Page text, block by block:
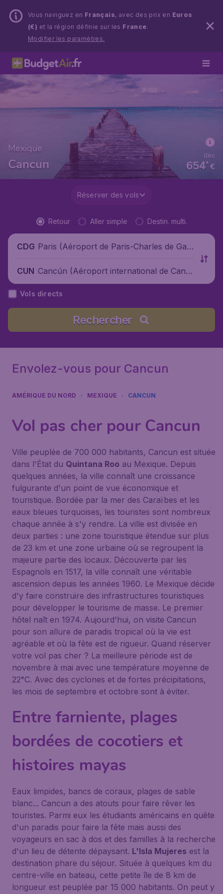
Vous naviguez en Français, avec des prix en Euros
(€) et la région définie sur les France.
Modifier les paramètres.
Mexique
Cancun €
654*
dès
Réserver des vols
Retour Aller simple Destin. multi.
CDG Paris (Aéroport de Paris-Charles de Gaul
CUN Cancún (Aéroport international de Canc
ún), Mexique
Vols directs
Rechercher
Envolez-vous pour Cancun
AMÉRIQUE DU NORD MEXIQUE CANCUN
Vol pas cher pour Cancun
Ville peuplée de 700 000 habitants, Cancun est située
dans l'État du Quintana Roo au Mexique. Depuis
quelques années, la ville connaît une croissance
fulgurante d'un point de vue économique et
touristique. Bordée par la mer des Caraïbes et les
eaux bleues turquoises, les touristes sont nombreux
chaque année à s'y rendre. La ville est divisée en
deux parties : une zone touristique étendue sur plus
de 23 km et une zone urbaine où se regroupent la
majeure partie des locaux. Découverte par les
Espagnols en 1517, la ville connaît une véritable
ascension depuis les années 1960. Le Mexique décide
d'y faire construire des infrastructures touristiques
pour développer le tourisme de masse. Le premier
hôtel naît en 1974. Aujourd'hui, on visite Cancun
pour son allure de paradis tropical où la vie est
agréable et où la fête est de rigueur. Quand réserver
votre vol pas cher ? La meilleure période est de
novembre à mai avec une température moyenne de
22°C. Avec des cyclones et de fortes précipitations,
les mois de septembre et octobre sont à éviter.
Entre farniente, plages
bordées de cocotiers et
histoires mayas
Eaux limpides, bancs de coraux, plages de sable
blanc... Cancun a des atouts pour faire rêver les
touristes. Parmi eux les étudiants américains en quête
d'un paradis pour faire la fête mais aussi des
voyageurs en sac à dos et des familles à la recherche
d'un lieu de détente dépaysant. L'Isla Mujeres est la
destination phare du séjour. Située à quelques km du
centre-ville en bateau, cette petite île de 8 km de
longueur est peuplée par 15 000 habitants. On peut y